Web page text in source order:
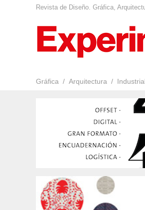
Revista de Diseño. Gráfica,
Gráfica Arquitectura Industrial